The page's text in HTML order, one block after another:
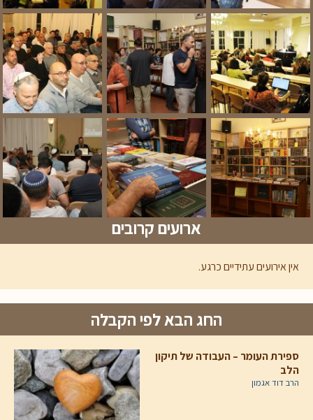
ארועים קרובים
אין אירועים עתידיים כרגע.
החג הבא לפי הקבלה
ספירת העומר – העבודה של תיקון
הלב
הרב דוד אגמון